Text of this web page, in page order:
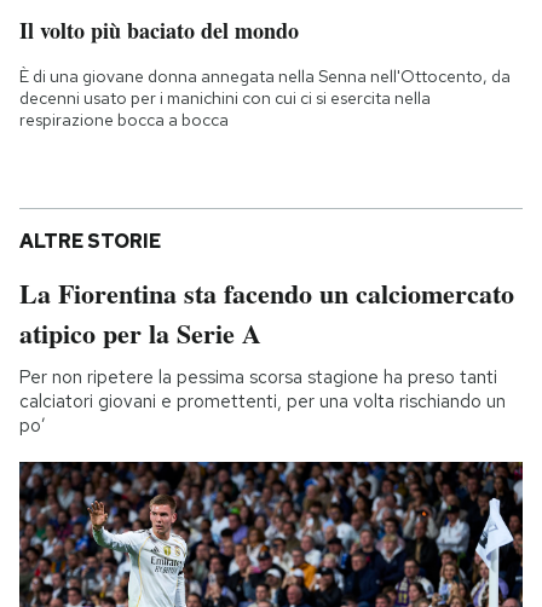
Il volto più baciato del mondo
È di una giovane donna annegata nella Senna nell'Ottocento, da
decenni usato per i manichini con cui ci si esercita nella
respirazione bocca a bocca
ALTRE STORIE
La Fiorentina sta facendo un calciomercato
atipico per la Serie A
Per non ripetere la pessima scorsa stagione ha preso tanti
calciatori giovani e promettenti, per una volta rischiando un
po’